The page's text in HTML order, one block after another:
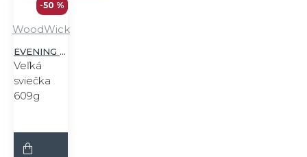
-50 %
WoodWick
EVENING LUXE
Veľká
sviečka
609g